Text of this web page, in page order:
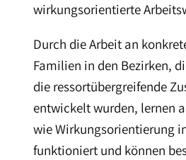
wirkungsorientierte
Durch die Arbeit an
Familien in den Bezirken,
die ressortübergreifende
entwickelt wurden, lernen
wie Wirkungsorientierung
funktioniert und können